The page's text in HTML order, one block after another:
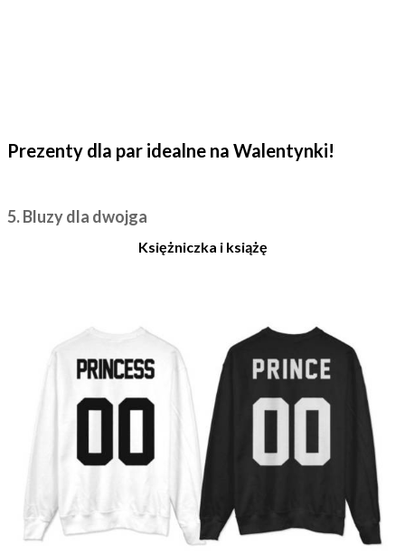
Prezenty dla par idealne na Walentynki!
5. Bluzy dla dwojga
Księżniczka i książę